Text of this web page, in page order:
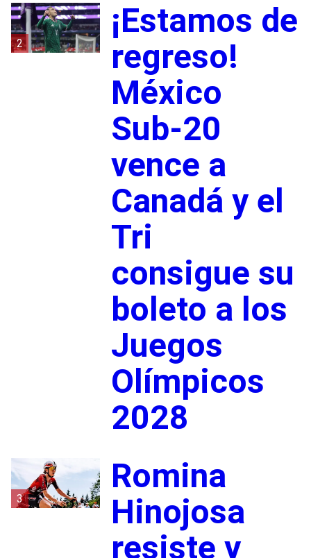
2
¡Estamos de
regreso!
México
Sub-20
vence a
Canadá y el
Tri
consigue su
boleto a los
Juegos
Olímpicos
2028
3
Romina
Hinojosa
resiste y